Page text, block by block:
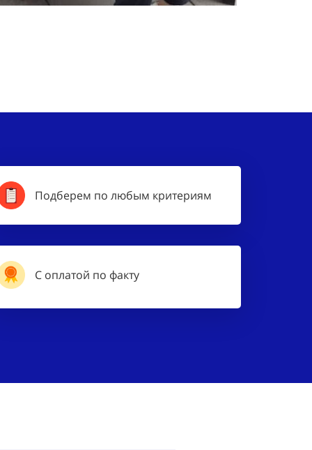
Подберем по любым критериям
С оплатой по факту